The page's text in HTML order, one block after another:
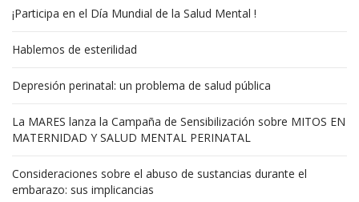
¡Participa en el Día Mundial de la Salud Mental !
Hablemos de esterilidad
Depresión perinatal: un problema de salud pública
La MARES lanza la Campaña de Sensibilización sobre MITOS EN
MATERNIDAD Y SALUD MENTAL PERINATAL
Consideraciones sobre el abuso de sustancias durante el
embarazo: sus implicancias